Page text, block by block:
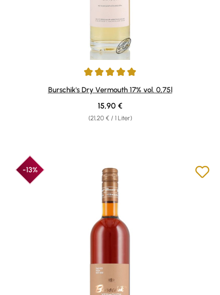
Durchschnittliche Bewertung von 5 von 5 Sternen
Burschik's Dry Vermouth 17% vol. 0,75l
(21,20 € / 1 Liter)
Regulärer Preis:
15,90 €
-13%